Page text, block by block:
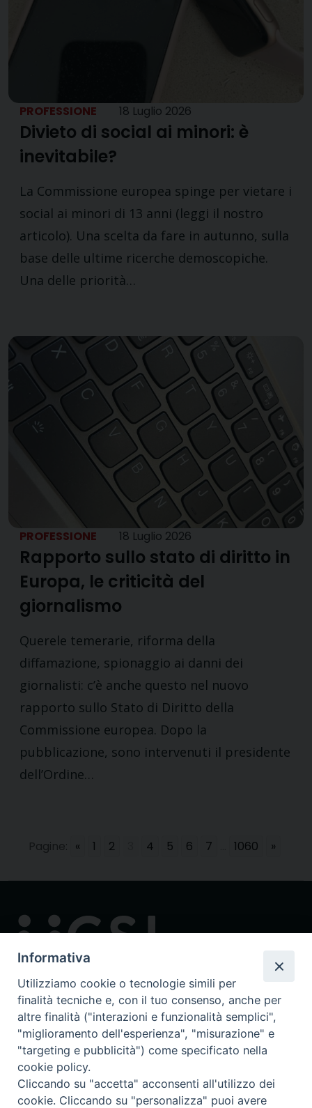
PROFESSIONE 18 Luglio 2026
Divieto di social ai minori: è
inevitabile?
La Commissione europea spinge per vietare i
social ai minori di 13 anni (leggi il nostro
articolo). Una scelta da fare in autunno, sulla
base delle ultime ricerche demoscopiche.
Una delle priorità…
PROFESSIONE 18 Luglio 2026
Rapporto sullo stato di diritto in
Europa, le criticità del
giornalismo
Querele temerarie, riforma della
diffamazione, spionaggio ai danni dei
giornalisti: c’è anche questo nel nuovo
rapporto sullo Stato di Diritto della
Commissione europea. Dopo la
pubblicazione, sono intervenuti il presidente
dell’Ordine…
Pagine: « 1 2 4 5 6 7 1060 »
Contatti
via in Lucina 16/a, 00186 Roma
tel: 0668802874
fax: 0645449621
email: ucsi@ucsi.it
Informativa
Utilizziamo cookie o tecnologie simili per
finalità tecniche e, con il tuo consenso, anche per
altre finalità ("interazioni e funzionalità semplici",
"miglioramento dell'esperienza", "misurazione" e
"targeting e pubblicità") come specificato nella
cookie policy.
Cliccando su "accetta" acconsenti all'utilizzo dei
cookie. Cliccando su "personalizza" puoi avere